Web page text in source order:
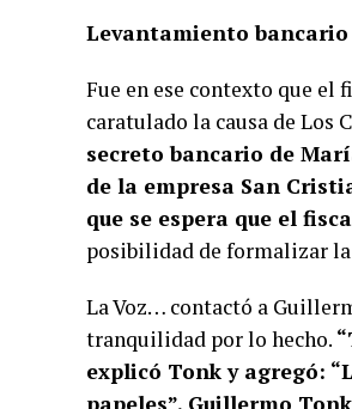
Levantamiento bancario
Fue en ese contexto que el
caratulado la causa de Los
secreto bancario de
de la empresa San
que se espera que el
posibilidad de formalizar
La Voz… contactó a
tranquilidad por lo hecho.
explicó Tonk y agregó: